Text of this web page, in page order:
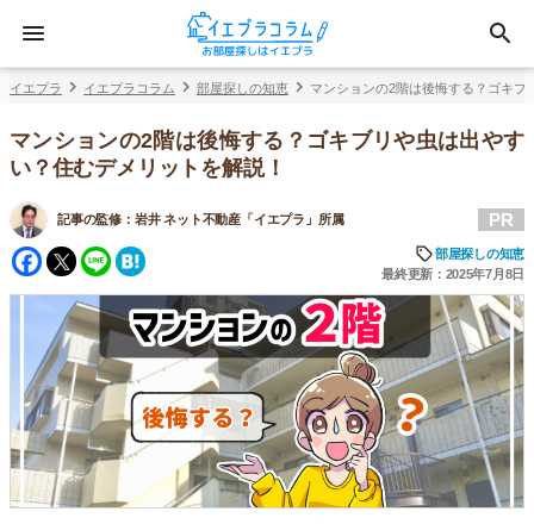
イエプラ イエプラコラム 部屋探しの知恵 マンションの2階は後悔する？ゴキ
マンションの2階は後悔する？ゴキブリや虫は出やす
い？住むデメリットを解説！
記事の監修： 岩井 ネット不動産「イエプラ」所属
Facebook
Twitter
Line
PR
部屋探しの知恵
最終更新：2025年7月8日